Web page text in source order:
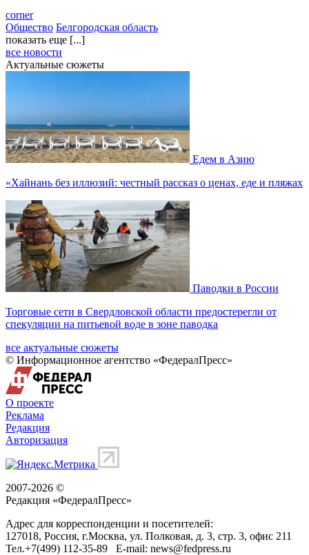
corner
Общество Белгородская область
показать еще [...]
все новости
Актуальные сюжеты
Едем в Азию
«Хайнань без иллюзий: честный рассказ о ценах, еде и пляжах
Паводки в России
Торговые сети в Свердловской области предостерегли от
спекуляции на питьевой воде в зоне паводка
все актуальные сюжеты
© Информационное агентство «ФедералПресс»
О проекте
Реклама
Редакция
Авторизация
2007-2026 ©
Редакция «ФедералПресс»
Адрес для корреспонденции и посетителей:
127018, Россия, г.Москва, ул. Полковая, д. 3, стр. 3, офис 211
Тел.+7(499) 112-35-89 E-mail: news@fedpress.ru